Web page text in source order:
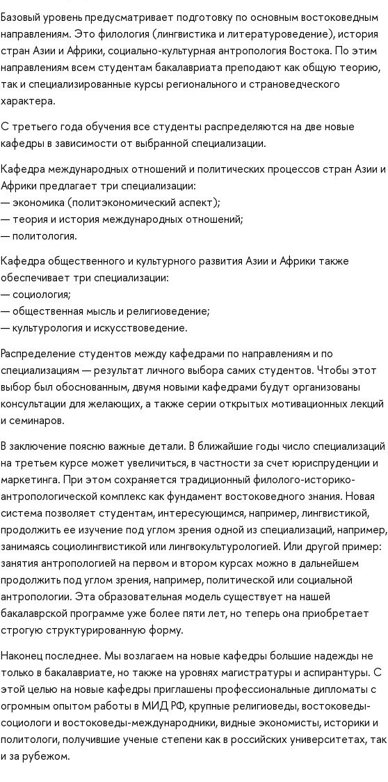
Базовый уровень предусматривает подготовку по основным востоковедным
направлениям. Это филология (лингвистика и литературоведение), история
стран Азии и Африки, социально-культурная антропология Востока. По этим
направлениям всем студентам бакалавриата преподают как общую теорию,
так и специализированные курсы регионального и страноведческого
характера.
С третьего года обучения все студенты распределяются на две новые
кафедры в зависимости от выбранной специализации.
Кафедра международных отношений и политических процессов стран Азии и
Африки предлагает три специализации:
— экономика (политэкономический аспект);
— теория и история международных отношений;
— политология.
Кафедра общественного и культурного развития Азии и Африки также
обеспечивает три специализации:
— социология;
— общественная мысль и религиоведение;
— культурология и искусствоведение.
Распределение студентов между кафедрами по направлениям и по
специализациям — результат личного выбора самих студентов. Чтобы этот
выбор был обоснованным, двумя новыми кафедрами будут организованы
консультации для желающих, а также серии открытых мотивационных лекций
и семинаров.
В заключение поясню важные детали. В ближайшие годы число специализаций
на третьем курсе может увеличиться, в частности за счет юриспруденции и
маркетинга. При этом сохраняется традиционный филолого-историко-
антропологической комплекс как фундамент востоковедного знания. Новая
система позволяет студентам, интересующимся, например, лингвистикой,
продолжить ее изучение под углом зрения одной из специализаций, например,
занимаясь социолингвистикой или лингвокультурологией. Или другой пример:
занятия антропологией на первом и втором курсах можно в дальнейшем
продолжить под углом зрения, например, политической или социальной
антропологии. Эта образовательная модель существует на нашей
бакалаврской программе уже более пяти лет, но теперь она приобретает
строгую структурированную форму.
Наконец последнее. Мы возлагаем на новые кафедры большие надежды не
только в бакалавриате, но также на уровнях магистратуры и аспирантуры. С
этой целью на новые кафедры приглашены профессиональные дипломаты с
огромным опытом работы в МИД РФ, крупные религиоведы, востоковеды-
социологи и востоковеды-международники, видные экономисты, историки и
политологи, получившие ученые степени как в российских университетах, так
и за рубежом.